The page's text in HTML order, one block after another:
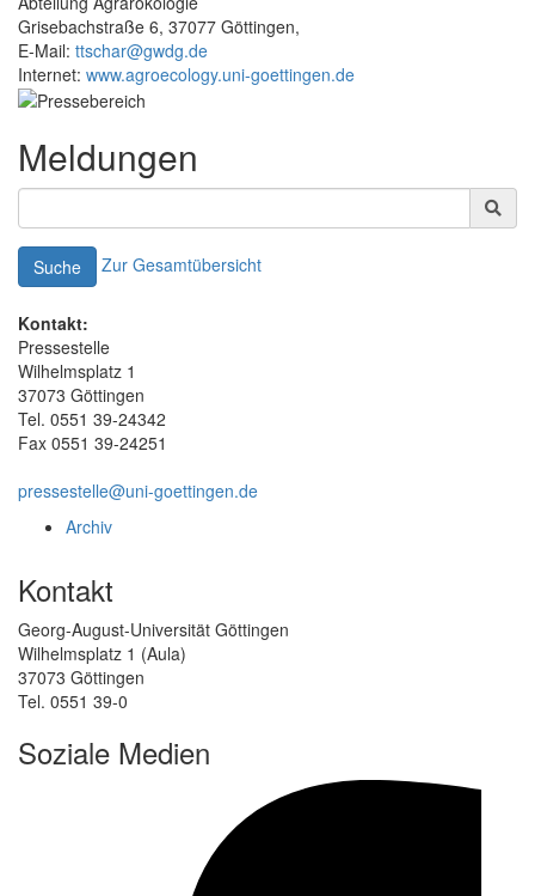
Grisebachstraße 6, 37077 Göttingen,
E-Mail: ttschar@gwdg.de
Internet: www.agroecology.uni-goettingen.de
Meldungen
Suche Zur Gesamtübersicht
Kontakt:
Pressestelle
Wilhelmsplatz 1
37073 Göttingen
Tel. 0551 39-24342
Fax 0551 39-24251
pressestelle@uni-goettingen.de
Archiv
Kontakt
Georg-August-Universität Göttingen
Wilhelmsplatz 1 (Aula)
37073 Göttingen
Tel. 0551 39-0
Soziale Medien